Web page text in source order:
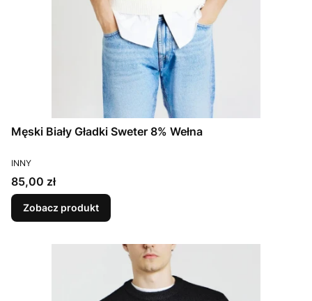
Męski Biały Gładki Sweter 8% Wełna
PRODUCENT
INNY
Cena
85,00 zł
Zobacz produkt